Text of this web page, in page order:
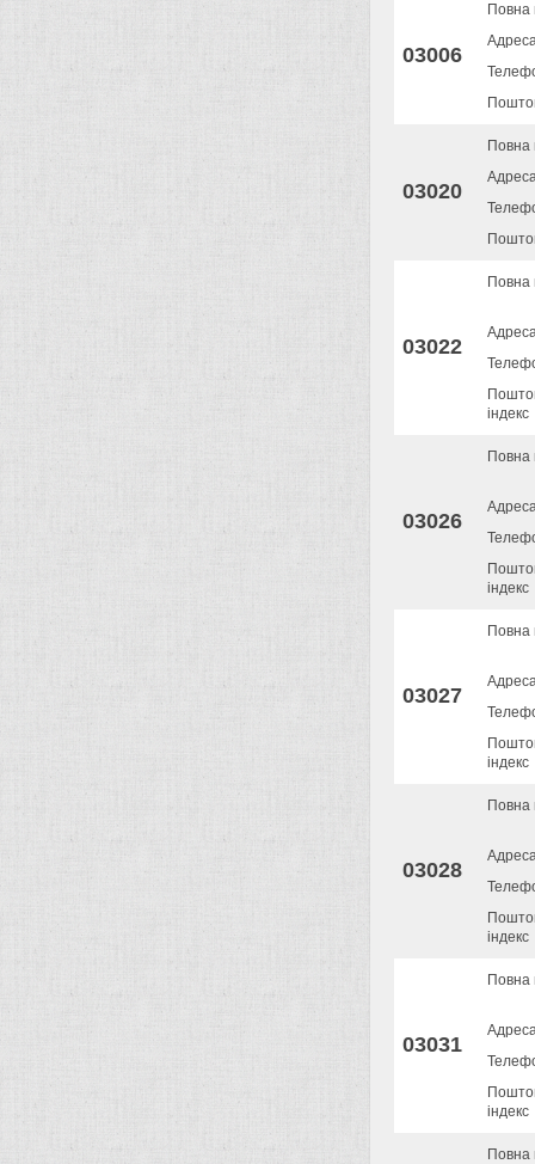
03006
Повна
03020
Повна
03022
Повна
індекс
03026
Повна
індекс
03027
Повна
індекс
03028
Повна
індекс
03031
Повна
індекс
Повна